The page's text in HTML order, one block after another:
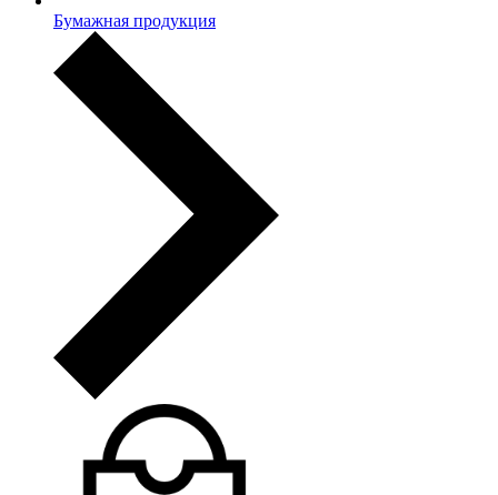
Бумажная продукция